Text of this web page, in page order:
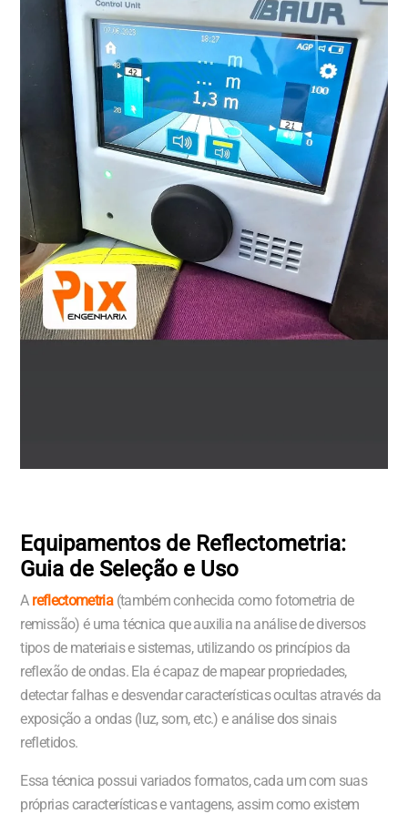
Equipamentos de Reflectometria:
Guia de Seleção e Uso
A reflectometria(também conhecida como fotometria de
remissão) é uma técnica que auxilia na análise de diversos
tipos de materiais e sistemas, utilizando os princípios da
reflexão de ondas. Ela é capaz de mapear propriedades,
detectar falhas e desvendar características ocultas através da
exposição a ondas (luz, som, etc.) e análise dos sinais
refletidos.
Essa técnica possui variados formatos, cada um com suas
próprias características e vantagens, assim como existem